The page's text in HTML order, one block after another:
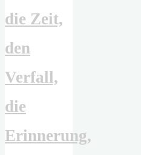
die Zeit,
den
Verfall,
die
Erinnerung,